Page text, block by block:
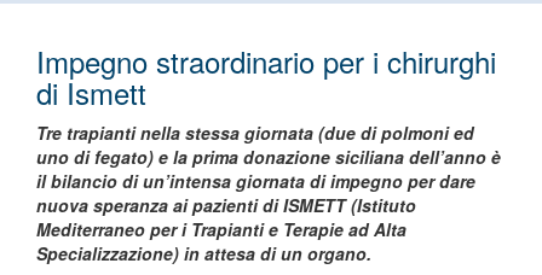
Impegno straordinario per i chirurghi
di Ismett
Tre trapianti nella stessa giornata (due di polmoni ed
uno di fegato) e la prima donazione siciliana dell’anno è
il bilancio di un’intensa giornata di impegno per dare
nuova speranza ai pazienti di ISMETT (Istituto
Mediterraneo per i Trapianti e Terapie ad Alta
Specializzazione) in attesa di un organo.